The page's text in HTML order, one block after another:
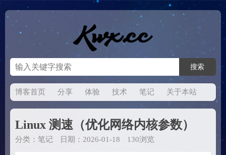
博客首页 分享 体验 技术 笔记 关于本站
Linux 测速（优化网络内核参数）
分类： 笔记 日期：2026-01-18 130浏览